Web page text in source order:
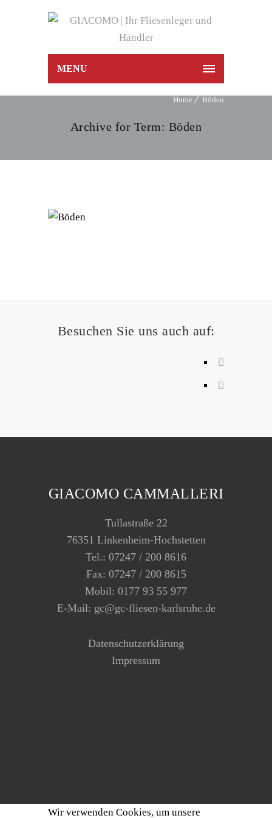
MENU
Archive for Term: Böden
Home Böden
Besuchen Sie uns auch auf:
GIACOMO CAMMALLERI
Tullastraße 22
76351 Linkenheim-Hochstetten
Tel.: 07247 / 200 8616
Fax: 07247 / 200 8615
Mobil: 0177 93 55 977
E-Mail: gc@gc-fliesen-karlsruhe.de
Datenschutzerklärung
Impressum
Wir verwenden Cookies, um unsere